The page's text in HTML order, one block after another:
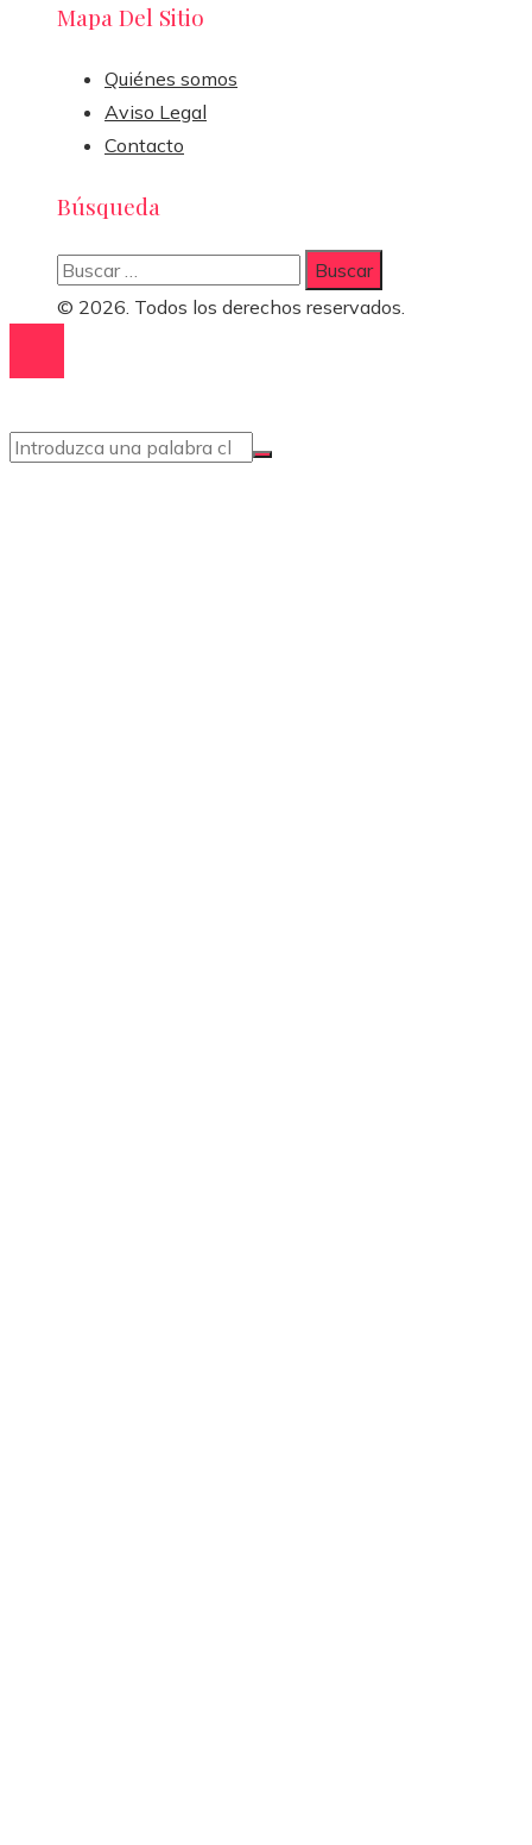
Mapa Del Sitio
Quiénes somos
Aviso Legal
Contacto
Búsqueda
Buscar:
© 2026. Todos los derechos reservados.